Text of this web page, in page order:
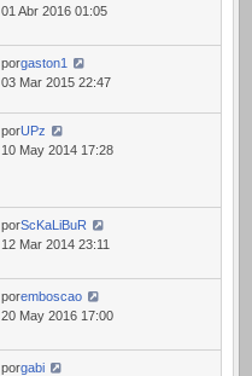
01 Abr 2016 01:05
porgaston1
03 Mar 2015 22:47
porUPz
10 May 2014 17:28
porScKaLiBuR
12 Mar 2014 23:11
poremboscao
20 May 2016 17:00
porgabi